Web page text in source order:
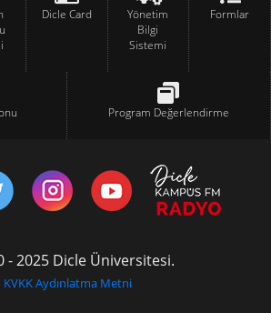
Dicle Card
Yönetim
Bilgi
Sistemi
Formlar
Program Değerlendirme
- 2025 Dicle Üniversitesi.
KVKK Aydınlatma Metni